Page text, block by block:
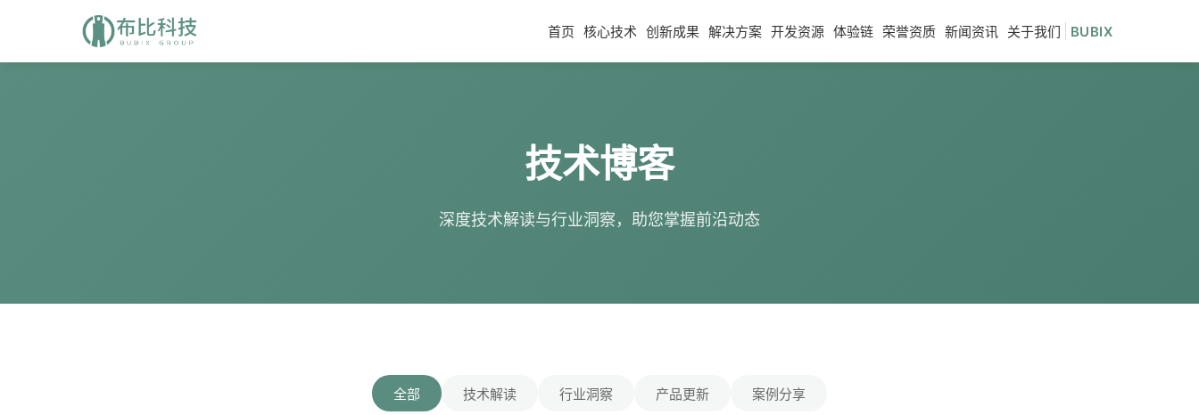
首页 核心技术 创新成果 解决方案 开发资源 体验链 荣誉资质 新闻资讯 关于我们 BUBIX
技术博客
深度技术解读与行业洞察，助您掌握前沿动态
全部 技术解读 行业洞察 产品更新 案例分享